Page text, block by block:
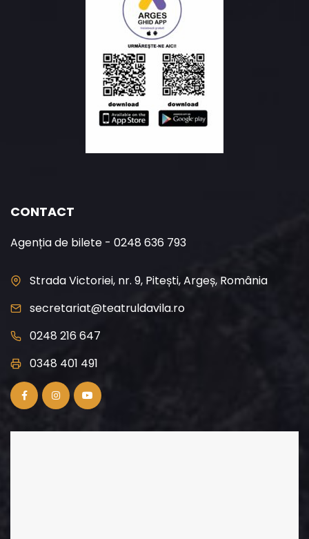
CONTACT
Agenția de bilete - 0248 636 793
Strada Victoriei, nr. 9, Pitești, Argeș, România
secretariat@teatruldavila.ro
0248 216 647
0348 401 491